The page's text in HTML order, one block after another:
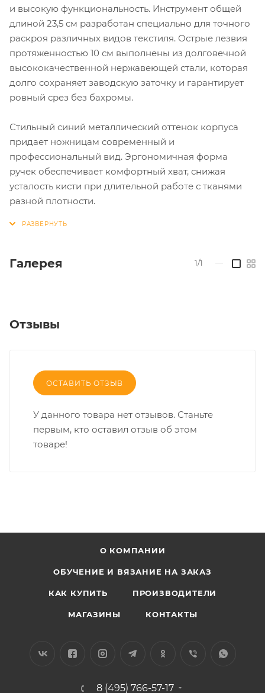
и высокую функциональность. Инструмент общей
длиной 23,5 см разработан специально для точного
раскроя различных видов текстиля. Острые лезвия
протяженностью 10 см выполнены из долговечной
высококачественной нержавеющей стали, которая
долго сохраняет заводскую заточку и гарантирует
ровный срез без бахромы.
Стильный синий металлический оттенок корпуса
придает ножницам современный и
профессиональный вид. Эргономичная форма
ручек обеспечивает комфортный хват, снижая
усталость кисти при длительной работе с тканями
разной плотности.
Галерея 1/1
Отзывы
ОСТАВИТЬ ОТЗЫВ
У данного товара нет отзывов. Станьте
первым, кто оставил отзыв об этом
товаре!
О КОМПАНИИ
ОБУЧЕНИЕ И ВЯЗАНИЕ НА ЗАКАЗ
КАК КУПИТЬ ПРОИЗВОДИТЕЛИ
МАГАЗИНЫ КОНТАКТЫ
8 (495) 766-57-17